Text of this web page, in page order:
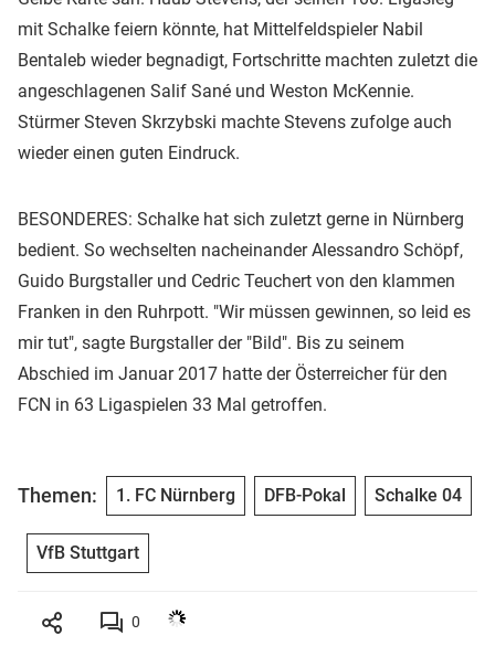
mit Schalke feiern könnte, hat Mittelfeldspieler Nabil
Bentaleb wieder begnadigt, Fortschritte machten zuletzt die
angeschlagenen Salif Sané und Weston McKennie.
Stürmer Steven Skrzybski machte Stevens zufolge auch
wieder einen guten Eindruck.
BESONDERES: Schalke hat sich zuletzt gerne in Nürnberg
bedient. So wechselten nacheinander Alessandro Schöpf,
Guido Burgstaller und Cedric Teuchert von den klammen
Franken in den Ruhrpott. "Wir müssen gewinnen, so leid es
mir tut", sagte Burgstaller der "Bild". Bis zu seinem
Abschied im Januar 2017 hatte der Österreicher für den
FCN in 63 Ligaspielen 33 Mal getroffen.
Themen: 1. FC Nürnberg DFB-Pokal Schalke 04
VfB Stuttgart
0